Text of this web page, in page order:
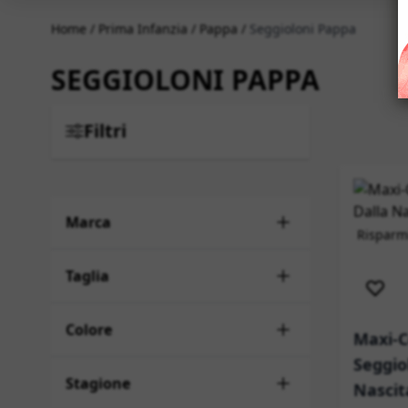
Home / Prima Infanzia / Pappa / Seggioloni Pappa
SEGGIOLONI PAPPA
Filtri
Marca
Taglia
Colore
Stagione
Maxi-